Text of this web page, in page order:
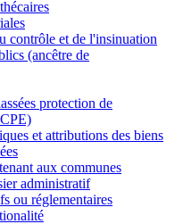
contrôle et de l'insinuation
(ancêtre de
protection de
et attributions des biens
aux communes
administratif
ou réglementaires